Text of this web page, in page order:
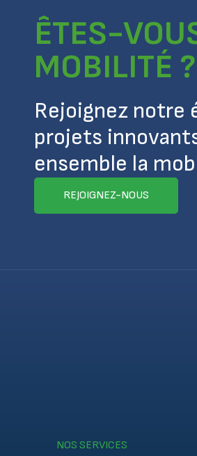
ÊTES-
MOBILITÉ ?
Rejoignez notre
projets
ensemble la
REJOIGNEZ-NOUS
NOS SERVICES